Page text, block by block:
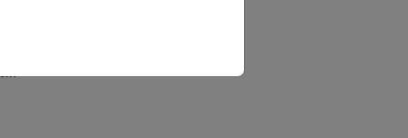
View Reports